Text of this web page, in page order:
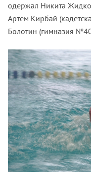
одержал Никита
Артем Кирбай
Болотин (гимназия